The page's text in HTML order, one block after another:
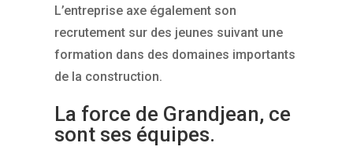
L’entreprise axe également son
recrutement sur des jeunes suivant une
formation dans des domaines importants
de la construction.
La force de Grandjean, ce
sont ses équipes.